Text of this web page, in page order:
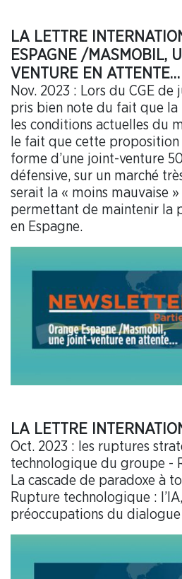
LA LETTRE
ESPAGNE /MASMOBIL,
VENTURE EN ATTENTE…
Nov. 2023 : Lors du CGE de
pris bien note du fait que la
les conditions actuelles du
le fait que cette proposition
forme d’une joint-venture
défensive, sur un marché
serait la « moins mauvaise
permettant de maintenir la
en Espagne.
LA LETTRE
Oct. 2023 : les ruptures
technologique du groupe -
La cascade de paradoxe à
Rupture technologique :
préoccupations du dialogue